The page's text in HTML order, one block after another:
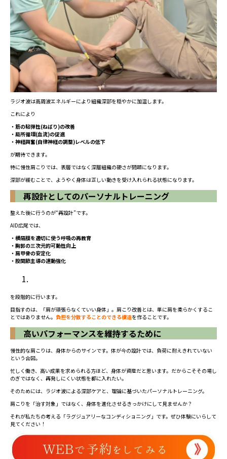
ラジオ波は高周波エネルギーにより組織深部を穏やかに加温します。
これにより
・筋の粘弾性(ねばり)の改善
・局所循環(血流)の促進
・神経興奮(自律神経の調整)レベルの低下
が期待できます。
特に慢性肩こりでは、表層ではなく深層組織の硬さが問題になります。
深部が緩むことで、ようやく身体は正しい動きを受け入れられる状態になります。
再設計としてのパーソナルトレーニング
整えた後に行うのが“再設計”です。
AID広尾では、
・横隔膜を適切に使う呼吸の再教育
・胸郭の三次元的可動性向上
・肩甲骨の安定化
・股関節主導の連動強化
を段階的に行います。
目指すのは、「肩が頑張らなくていい身体」。肩こり改善とは、単に肩を柔らかくするこ
とではありません。 負担を分散することのできる構造を作ることです。
高いパフォーマンスを維持するために
慢性的な肩こりは、身体からのサインです。体が今の設計では、負荷に耐えきれていない
という合図。
忙しく働き、高い成果を求められる方ほど、身体が資産だと思います。だからこそその場し
のぎではなく、再発しにくい状態を都に入れたい。
そのためには、ラジオ波による深部ケアと、理論に基づいたパーソナルトレーニング。
肩こりを「治す対象」ではなく、身体を進化させるきっかけにして見ませんか？
それが私たちの考える「ラグジュアリーなコンディショニング」です。ぜひ体験にいらして
見てください！